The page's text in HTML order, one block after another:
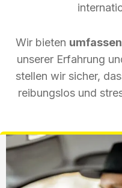
Wir bieten
unserer Erfahrung
stellen wir sicher,
reibungslos und